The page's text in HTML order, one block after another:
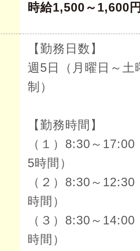
時給1,500～1,600
【勤務日数】
週5日（月曜日～
制）
【勤務時間】
（１）8:30～
5時間）
（２）8:30～
時間）
（３）8:30～
時間）